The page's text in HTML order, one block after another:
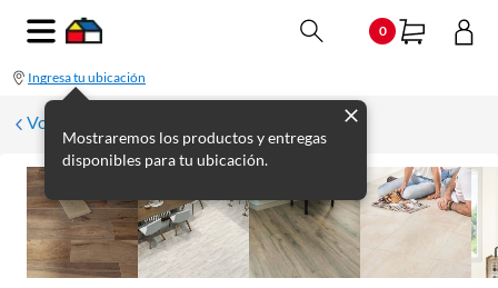
0
Ingresa tu ubicación
Mostraremos los productos y entregas
disponibles para tu ubicación.
Volver